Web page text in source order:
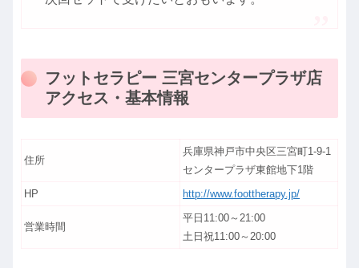
フットセラピー 三宮センタープラザ店
アクセス・基本情報
住所
兵庫県神戸市中央区三宮町1-9-1
センタープラザ東館地下1階
HP
http://www.foottherapy.jp/
営業時間
平日11:00～21:00
土日祝11:00～20:00